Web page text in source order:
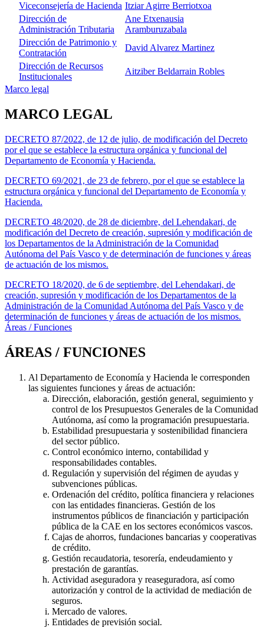
Viceconsejería de Hacienda Itziar Agirre Berriotxoa
Dirección de
Administración Tributaria
Ane Etxenausia
Aramburuzabala
Dirección de Patrimonio y
Contratación
David Alvarez Martinez
Dirección de Recursos
Institucionales
Aitziber Beldarrain Robles
Marco legal
MARCO LEGAL
DECRETO 87/2022, de 12 de julio, de modificación del Decreto
por el que se establece la estructura orgánica y funcional del
Departamento de Economía y Hacienda.
DECRETO 69/2021, de 23 de febrero, por el que se establece la
estructura orgánica y funcional del Departamento de Economía y
Hacienda.
DECRETO 48/2020, de 28 de diciembre, del Lehendakari, de
modificación del Decreto de creación, supresión y modificación de
los Departamentos de la Administración de la Comunidad
Autónoma del País Vasco y de determinación de funciones y áreas
de actuación de los mismos.
DECRETO 18/2020, de 6 de septiembre, del Lehendakari, de
creación, supresión y modificación de los Departamentos de la
Administración de la Comunidad Autónoma del País Vasco y de
determinación de funciones y áreas de actuación de los mismos.
Áreas / Funciones
ÁREAS / FUNCIONES
Al Departamento de Economía y Hacienda le corresponden
las siguientes funciones y áreas de actuación:
Dirección, elaboración, gestión general, seguimiento y
control de los Presupuestos Generales de la Comunidad
Autónoma, así como la programación presupuestaria.
Estabilidad presupuestaria y sostenibilidad financiera
del sector público.
Control económico interno, contabilidad y
responsabilidades contables.
Regulación y supervisión del régimen de ayudas y
subvenciones públicas.
Ordenación del crédito, política financiera y relaciones
con las entidades financieras. Gestión de los
instrumentos públicos de financiación y participación
pública de la CAE en los sectores económicos vascos.
Cajas de ahorros, fundaciones bancarias y cooperativas
de crédito.
Gestión recaudatoria, tesorería, endeudamiento y
prestación de garantías.
Actividad aseguradora y reaseguradora, así como
autorización y control de la actividad de mediación de
seguros.
Mercado de valores.
Entidades de previsión social.